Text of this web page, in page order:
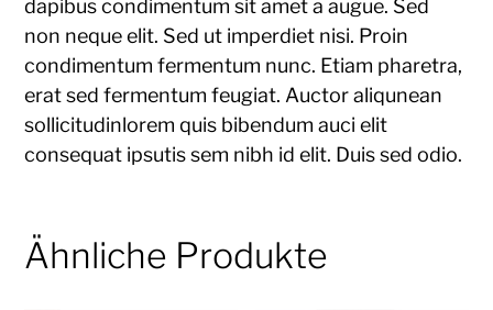
dapibus condimentum sit amet a augue. Sed
non neque elit. Sed ut imperdiet nisi. Proin
condimentum fermentum nunc. Etiam pharetra,
erat sed fermentum feugiat. Auctor aliqunean
sollicitudinlorem quis bibendum auci elit
consequat ipsutis sem nibh id elit. Duis sed odio.
Ähnliche Produkte